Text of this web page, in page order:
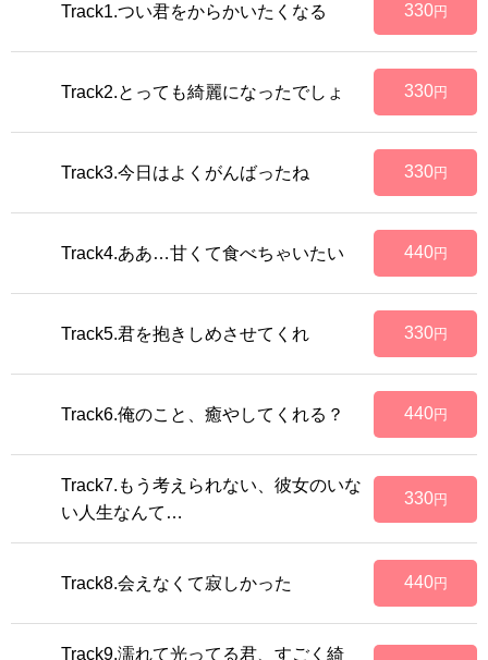
Track1.つい君をからかいたくなる 330円
Track2.とっても綺麗になったでしょ 330円
Track3.今日はよくがんばったね 330円
Track4.ああ…甘くて食べちゃいたい 440円
Track5.君を抱きしめさせてくれ 330円
Track6.俺のこと、癒やしてくれる？ 440円
Track7.もう考えられない、彼女のいな
い人生なんて…
330円
Track8.会えなくて寂しかった 440円
Track9.濡れて光ってる君、すごく綺